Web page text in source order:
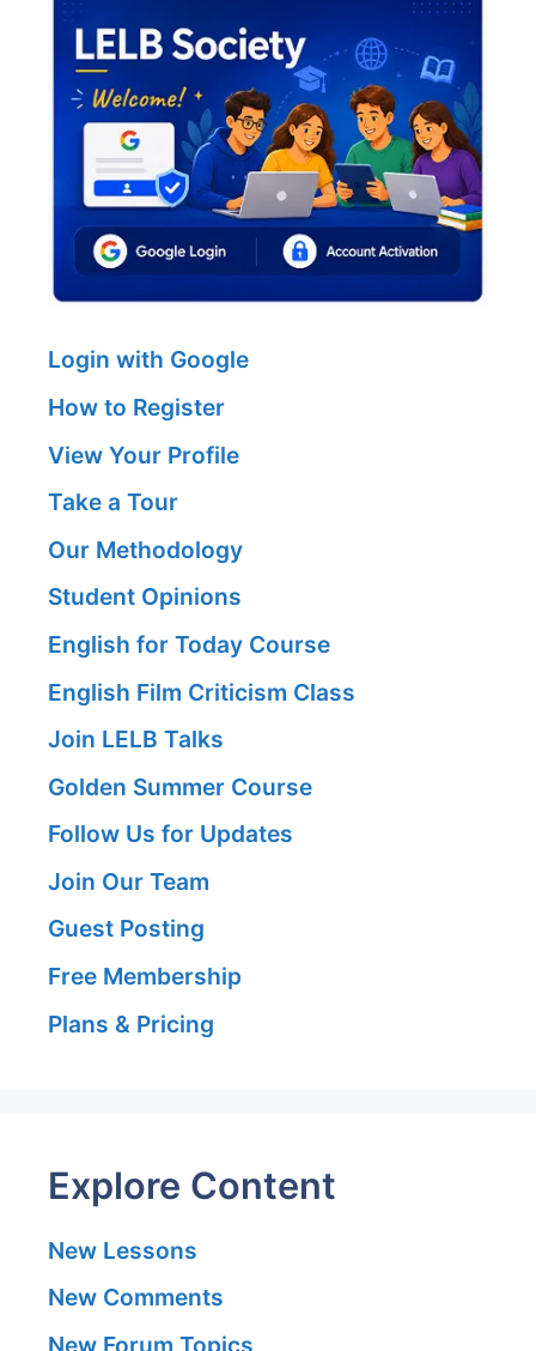
Login with Google
How to Register
View Your Profile
Take a Tour
Our Methodology
Student Opinions
English for Today Course
English Film Criticism Class
Join LELB Talks
Golden Summer Course
Follow Us for Updates
Join Our Team
Guest Posting
Free Membership
Plans & Pricing
Explore Content
New Lessons
New Comments
New Forum Topics